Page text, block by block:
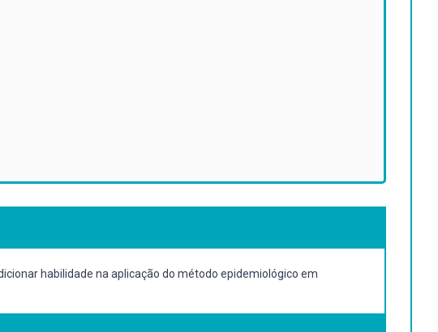
habilidade na aplicação do método epidemiológico em